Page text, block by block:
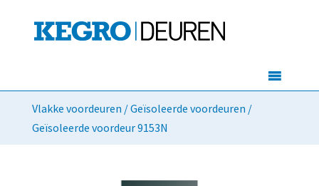
Vlakke voordeuren /Geïsoleerde voordeuren /
Geïsoleerde voordeur 9153N